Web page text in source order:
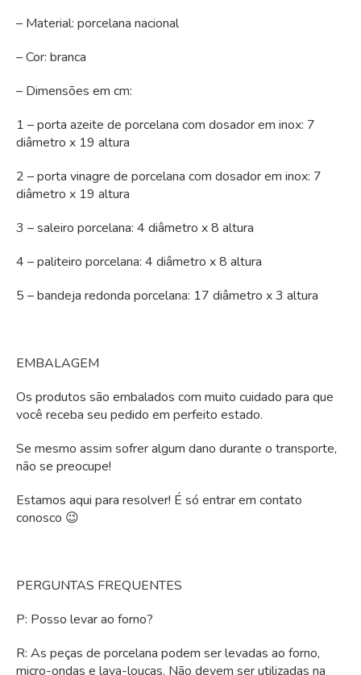
– Material: porcelana nacional
– Cor: branca
– Dimensões em cm:
1 – porta azeite de porcelana com dosador em inox: 7
diâmetro x 19 altura
2 – porta vinagre de porcelana com dosador em inox: 7
diâmetro x 19 altura
3 – saleiro porcelana: 4 diâmetro x 8 altura
4 – paliteiro porcelana: 4 diâmetro x 8 altura
5 – bandeja redonda porcelana: 17 diâmetro x 3 altura
EMBALAGEM
Os produtos são embalados com muito cuidado para que
você receba seu pedido em perfeito estado.
Se mesmo assim sofrer algum dano durante o transporte,
não se preocupe!
Estamos aqui para resolver! É só entrar em contato
conosco 😉
PERGUNTAS FREQUENTES
P: Posso levar ao forno?
R: As peças de porcelana podem ser levadas ao forno,
micro-ondas e lava-louças. Não devem ser utilizadas na